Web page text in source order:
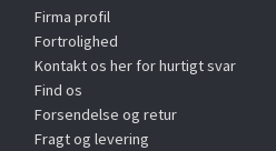
Firma profil
Fortrolighed
Kontakt os her for hurtigt svar
Find os
Forsendelse og retur
Fragt og levering